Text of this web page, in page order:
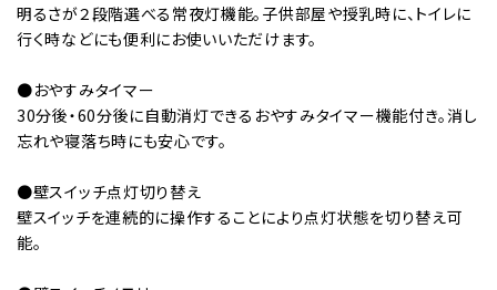
明るさが２段階選べる常夜灯機能。子供部屋や授乳時に、トイレに
行く時などにも便利にお使いいただけます。
●おやすみタイマー
30分後・60分後に自動消灯できるおやすみタイマー機能付き。消し
忘れや寝落ち時にも安心です。
●壁スイッチ点灯切り替え
壁スイッチを連続的に操作することにより点灯状態を切り替え可
能。